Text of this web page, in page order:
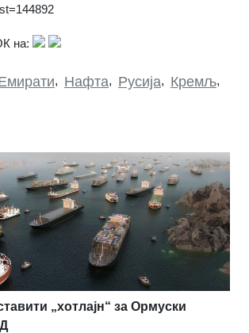
на:
, Нафта, Русија, Кремљ,
„хотлајн“ за Ормуски